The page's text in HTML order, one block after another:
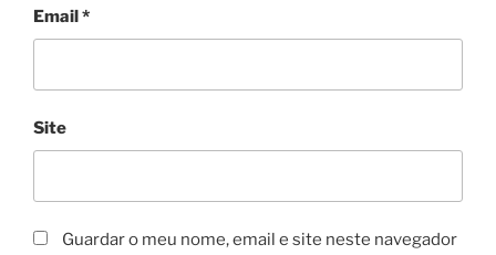
Email*
Site
Guardar o meu nome, email e site neste navegador